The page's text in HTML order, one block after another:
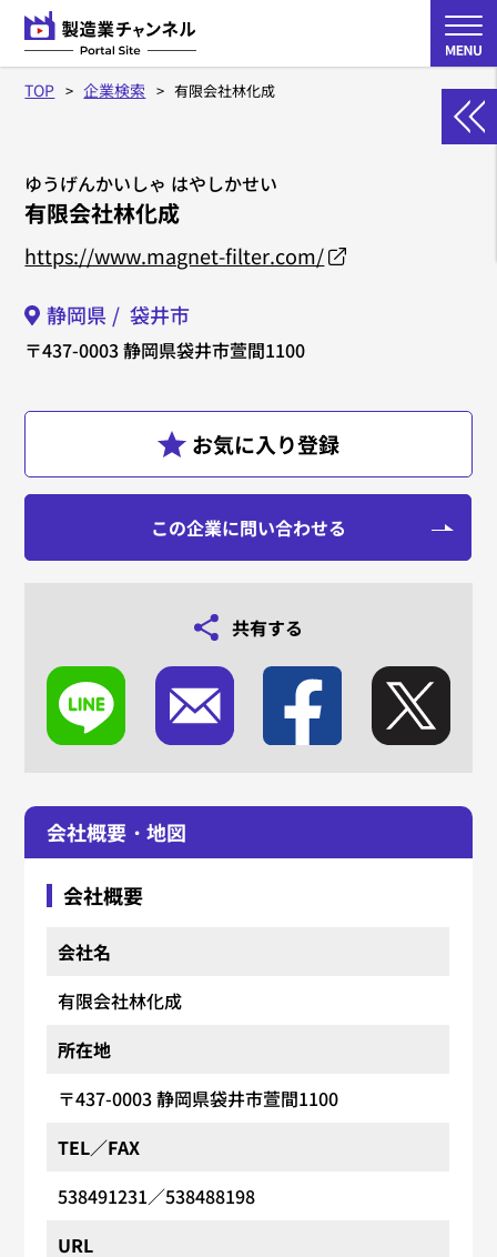
TOP 企業検索 有限会社林化成
ゆうげんかいしゃ はやしかせい
有限会社林化成
https://www.magnet-filter.com/
静岡県 袋井市
〒437-0003静岡県袋井市萱間1100
この企業に問い合わせる
共有する
会社概要・地図
会社概要
会社名
有限会社林化成
所在地
〒437-0003静岡県袋井市萱間1100
TEL／FAX
538491231／538488198
URL